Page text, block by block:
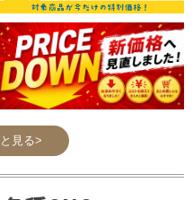
見る>